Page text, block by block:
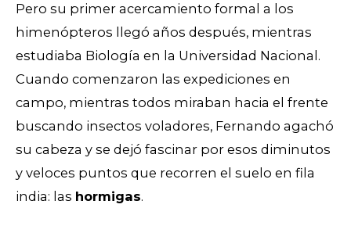
Pero su primer acercamiento formal a los
himenópteros llegó años después, mientras
estudiaba Biología en la Universidad Nacional.
Cuando comenzaron las expediciones en
campo, mientras todos miraban hacia el frente
buscando insectos voladores, Fernando agachó
su cabeza y se dejó fascinar por esos diminutos
y veloces puntos que recorren el suelo en fila
india: las hormigas.